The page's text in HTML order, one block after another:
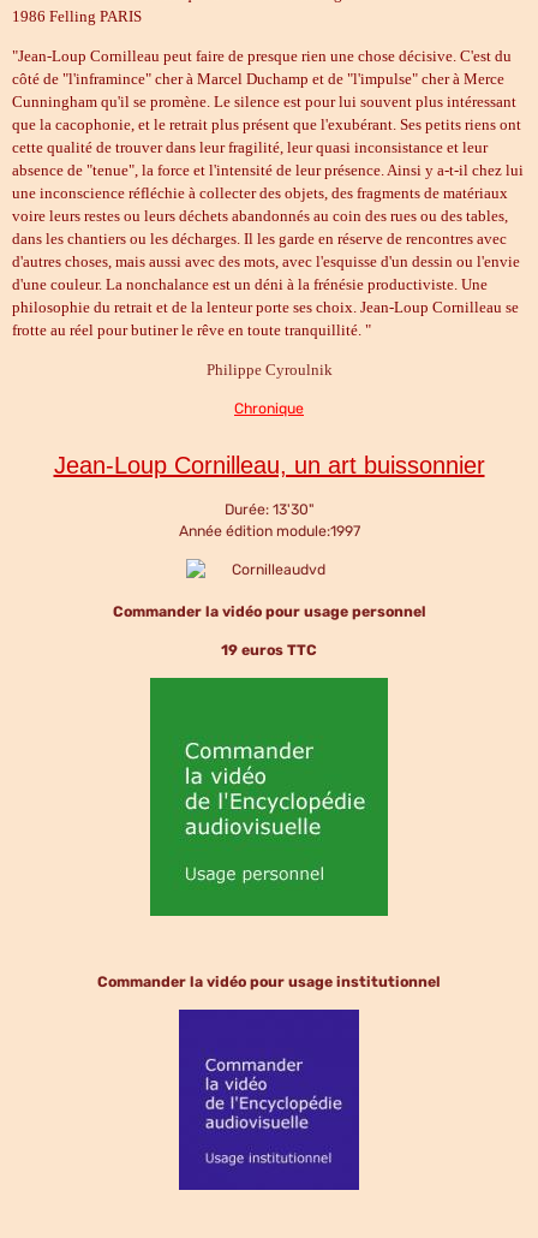
1986 Felling PARIS
"Jean-Loup Cornilleau peut faire de presque rien une chose décisive. C'est du
côté de "l'inframince" cher à Marcel Duchamp et de "l'impulse" cher à Merce
Cunningham qu'il se promène. Le silence est pour lui souvent plus intéressant
que la cacophonie, et le retrait plus présent que l'exubérant. Ses petits riens ont
cette qualité de trouver dans leur fragilité, leur quasi inconsistance et leur
absence de "tenue", la force et l'intensité de leur présence. Ainsi y a-t-il chez lui
une inconscience réfléchie à collecter des objets, des fragments de matériaux
voire leurs restes ou leurs déchets abandonnés au coin des rues ou des tables,
dans les chantiers ou les décharges. Il les garde en réserve de rencontres avec
d'autres choses, mais aussi avec des mots, avec l'esquisse d'un dessin ou l'envie
d'une couleur. La nonchalance est un déni à la frénésie productiviste. Une
philosophie du retrait et de la lenteur porte ses choix. Jean-Loup Cornilleau se
frotte au réel pour butiner le rêve en toute tranquillité. "
Philippe Cyroulnik
Chronique
Jean-Loup Cornilleau, un art buissonnier
Durée: 13'30"
Année édition module:1997
Commander la vidéo pour usage personnel
19 euros TTC
Commander la vidéo pour usage institutionnel